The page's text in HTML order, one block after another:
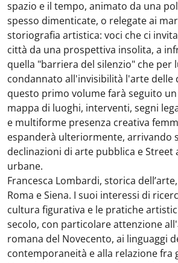
spazio e il tempo, animato da una
spesso dimenticate, o relegate ai
storiografia artistica: voci che ci
città da una prospettiva insolita, a
quella "barriera del silenzio" che per
condannato all'invisibilità l'arte delle
questo primo volume farà seguito
mappa di luoghi, interventi, segni
e multiforme presenza creativa
espanderà ulteriormente, arrivando
declinazioni di arte pubblica e
urbane.
Francesca Lombardi, storica
Roma e Siena. I suoi interessi di
cultura figurativa e le pratiche
secolo, con particolare attenzione
romana del Novecento, ai linguaggi
contemporaneità e alla relazione fra